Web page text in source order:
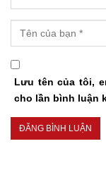
Lưu tên của tôi,
cho lần bình luận